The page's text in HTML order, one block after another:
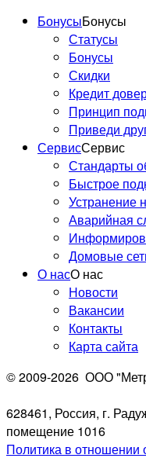
У нас новый роутер
ADVANCE AC22!
Цифровые советы
Метрофана —
БонусыБонусы
Статусы
Бонусы
Скидки
Кредит
Принцип
Приведи
СервисСервис
Стандарты
Быстрое
Устранение
Аварийная
Домовые
О насО нас
Новости
Вакансии
Контакты
Карта сайта
© 2009-2026 ООО
628461, Россия, г.
помещение 1016
Политика в отношении